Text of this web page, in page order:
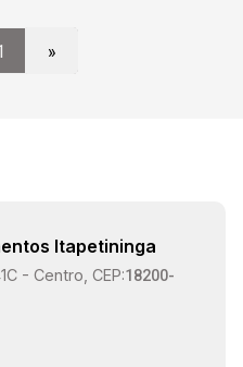
sistema de
visita?
»
Itapetininga
- Centro, CEP:18200-